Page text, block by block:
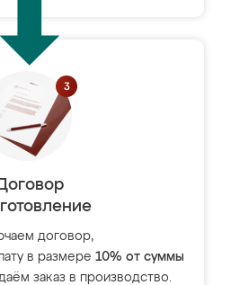
договор,
в размере 10% от суммы
заказ в производство.